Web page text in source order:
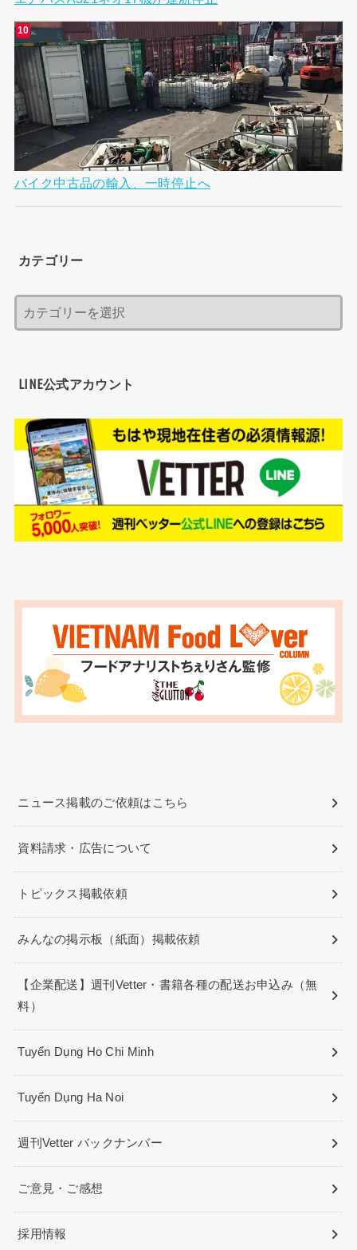
バイク中古品の輸入、一時停止へ
カテゴリー
LINE公式アカウント
ニュース掲載のご依頼はこちら
資料請求・広告について
トピックス掲載依頼
みんなの掲示板（紙面）掲載依頼
【企業配送】週刊Vetter・書籍各種の配送お申込み（無
料）
Tuyển Dụng Ho Chi Minh
Tuyển Dụng Ha Noi
週刊Vetter バックナンバー
ご意見・ご感想
採用情報